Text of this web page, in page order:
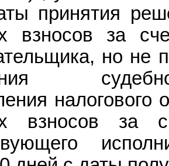
принятия
взносов за
но не
налогового
взносов за